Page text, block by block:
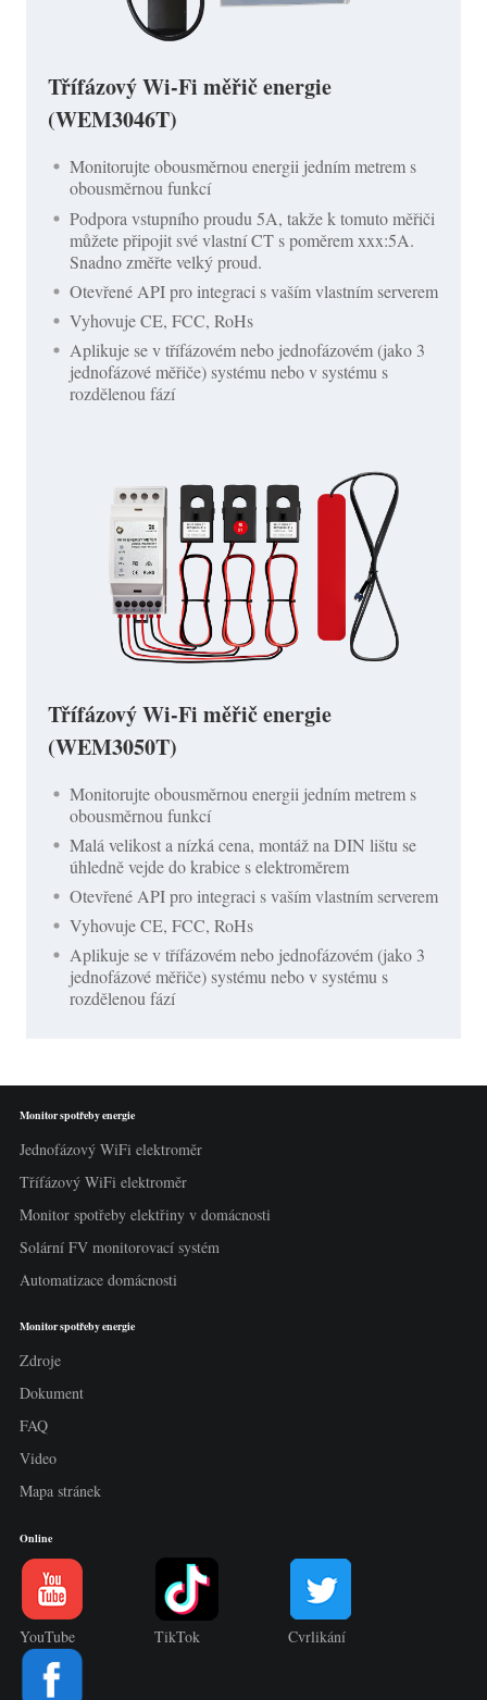
Třífázový Wi-Fi měřič energie
(WEM3046T)
Monitorujte obousměrnou energii jedním metrem s
obousměrnou funkcí
Podpora vstupního proudu 5A, takže k tomuto měřiči
můžete připojit své vlastní CT s poměrem xxx:5A.
Snadno změřte velký proud.
Otevřené API pro integraci s vaším vlastním serverem
Vyhovuje CE, FCC, RoHs
Aplikuje se v třífázovém nebo jednofázovém (jako 3
jednofázové měřiče) systému nebo v systému s
rozdělenou fází
Třífázový Wi-Fi měřič energie
(WEM3050T)
Monitorujte obousměrnou energii jedním metrem s
obousměrnou funkcí
Malá velikost a nízká cena, montáž na DIN lištu se
úhledně vejde do krabice s elektroměrem
Otevřené API pro integraci s vaším vlastním serverem
Vyhovuje CE, FCC, RoHs
Aplikuje se v třífázovém nebo jednofázovém (jako 3
jednofázové měřiče) systému nebo v systému s
rozdělenou fází
Monitor spotřeby energie
Jednofázový WiFi elektroměr
Třífázový WiFi elektroměr
Monitor spotřeby elektřiny v domácnosti
Solární FV monitorovací systém
Automatizace domácnosti
Monitor spotřeby energie
Zdroje
Dokument
FAQ
Video
Mapa stránek
Online
YouTube TikTok Cvrlikání